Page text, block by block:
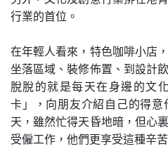
行業的首位。
在年輕人看來，特色咖啡小店
坐落區域、裝修佈置、到設計
脫脫的就是每天在身邊的文
卡」，向朋友介紹自己的得
天，雖然忙得天昏地暗，但心
受僱工作，他們更享受這種辛